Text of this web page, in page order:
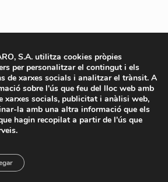
S.A. utilitza cookies pròpies
per personalitzar el contingut i els
de xarxes socials i analitzar el trànsit. A
sobre l'ús que feu del lloc web amb
xarxes socials, publicitat i anàlisi web,
la amb una altra informació que els
hagin recopilat a partir de l'ús que